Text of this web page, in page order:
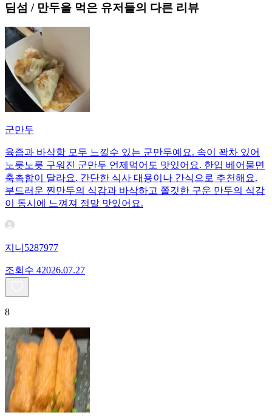
딤섬 / 만두을 먹은 유저들의 다른 리뷰
군만두
육즙과 바삭함 모두 느낄수 있는 군만두예요. 속이 꽉차 있어
노릇노릇 구워진 군만두 언제먹어도 맛있어요. 한입 베어물면
축촉함이 달라요. 간단한 식사 대용이나 간식으로 추천해요.
부드러운 찐만두의 식감과 바삭하고 쫄깃한 구운 만두의 식감
이 동시에 느껴져 정말 맛있어요.
지니5287977
조회수 42026.07.27
8